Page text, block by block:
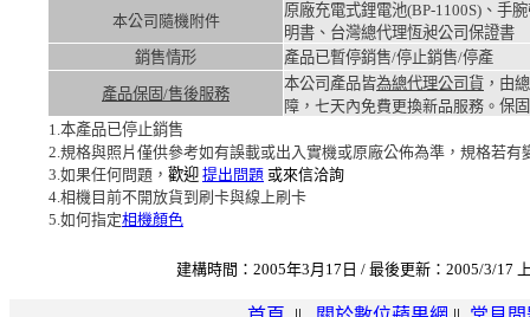
本公司隨機附件
原廠充電式鋰電池(BP-1100S)、手
明書、台灣總代理恆昶公司保證書
銷售情形
產品已暫停銷售/停止銷售/停產
產品保固/售後服務
本公司產品皆為總代理公司貨 ，由
障，七天內免費更換新品服務。 保
1.本產品已停止銷售
2.規格與照片僅供參考如有誤載或出入實機或原廠公佈為準，規格若有
3.如果任何問題， 歡迎 提出問題 或來信洽詢
4.相機目前不開放貨到刷卡與線上刷卡
5.如何指定相機顏色
建構時間：2005年3月17日 / 最後更新：2005/3/